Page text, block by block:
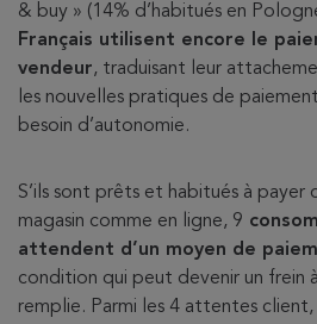
& buy » (14% d’habitués en
Français utilisent encore le
vendeur, traduisant leur
les nouvelles pratiques de
besoin d’autonomie.
S’ils sont prêts et habitués à payer
magasin comme en ligne, 9
attendent d’un moyen de
condition qui peut devenir un frein
remplie. Parmi les 4 attentes client,